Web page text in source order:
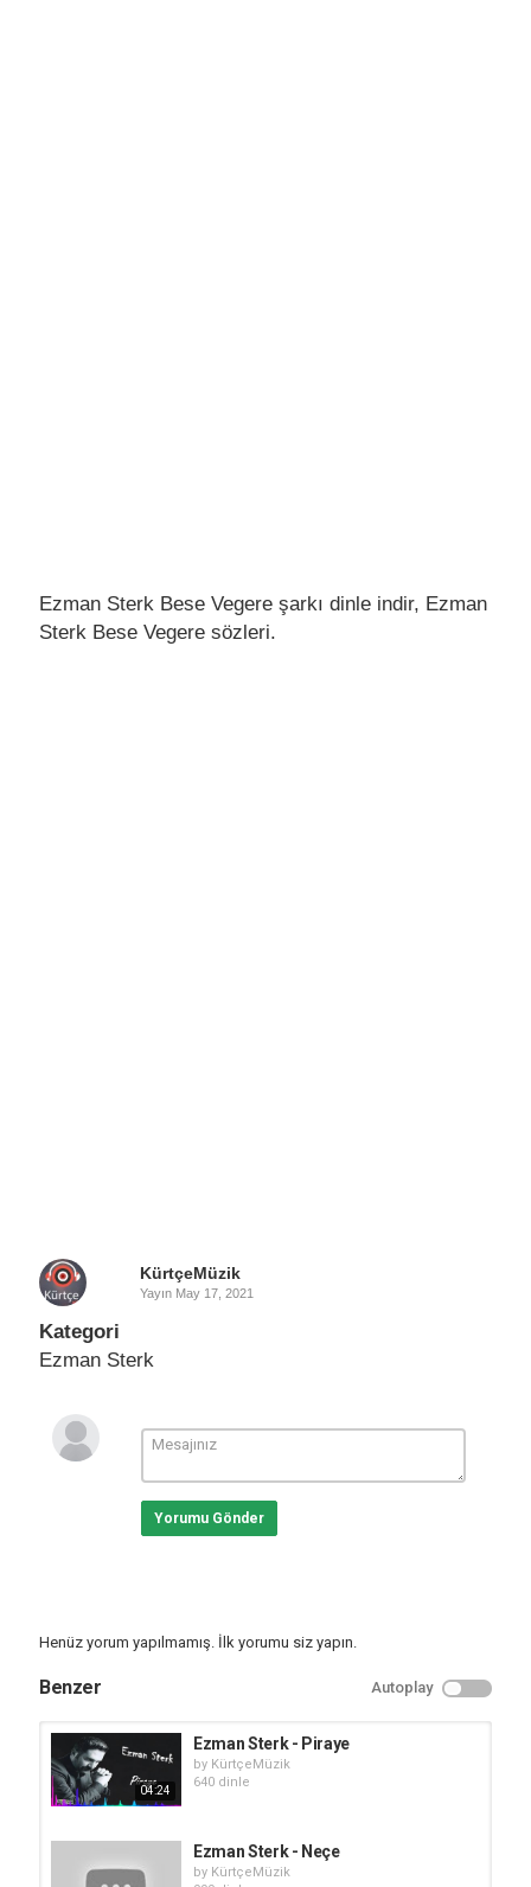
Ezman Sterk Bese Vegere şarkı dinle indir, Ezman
Sterk Bese Vegere sözleri.
KürtçeMüzik
Yayın May 17, 2021
Kategori
Ezman Sterk
Yorumu Gönder
Henüz yorum yapılmamış. İlk yorumu siz yapın.
Benzer Autoplay
04:24
Ezman Sterk - Piraye
by KürtçeMüzik
640 dinle
Ezman Sterk - Neçe
by KürtçeMüzik